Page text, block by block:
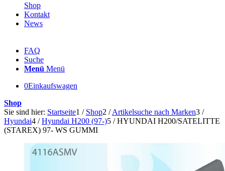
Shop
Kontakt
News
FAQ
Suche
Menü Menü
0Einkaufswagen
Shop
Sie sind hier: Startseite1 / Shop2 / Artikelsuche nach Marken3 /
Hyundai4 / Hyundai H200 (97-)5 / HYUNDAI H200/SATELITTE
(STAREX) 97- WS GUMMI